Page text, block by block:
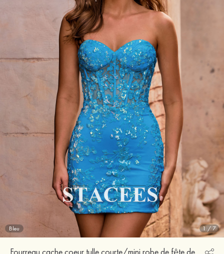
Bleu 1/7
Fourreau cache coeur tulle courte/mini robe de fête de